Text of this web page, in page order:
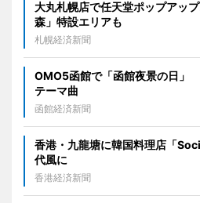
大丸札幌店で任天堂ポップアッ
森」特設エリアも
札幌経済新聞
OMO5函館で「函館夜景の日」
テーマ曲
函館経済新聞
香港・九龍塘に韓国料理店「
代風に
香港経済新聞